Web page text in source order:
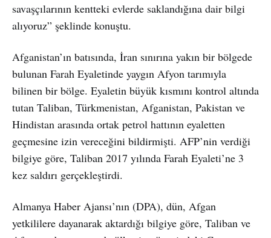
savaşçılarının kentteki evlerde saklandığına dair bilgi
alıyoruz” şeklinde konuştu.
Afganistan’ın batısında, İran sınırına yakın bir bölgede
bulunan Farah Eyaletinde yaygın Afyon tarımıyla
bilinen bir bölge. Eyaletin büyük kısmını kontrol altında
tutan Taliban, Türkmenistan, Afganistan, Pakistan ve
Hindistan arasında ortak petrol hattının eyaletten
geçmesine izin vereceğini bildirmişti. AFP’nin verdiği
bilgiye göre, Taliban 2017 yılında Farah Eyaleti’ne 3
kez saldırı gerçekleştirdi.
Almanya Haber Ajansı’nın (DPA), dün, Afgan
yetkililere dayanarak aktardığı bilgiye göre, Taliban ve